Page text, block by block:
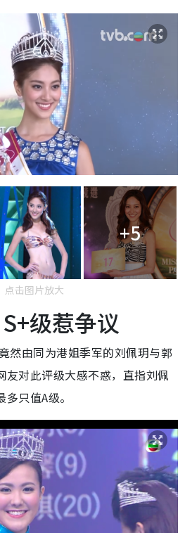
+5
点击图片放大
级惹争议
由同为港姐季军的刘佩玥与郭
友对此评级大感不惑，直指刘佩
只值A级。